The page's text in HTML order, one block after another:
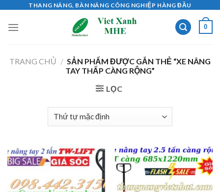
content
THANG NÂNG, BÀN NÂNG CÔNG NGHIỆP HÀNG ĐẦU
0
TRANG CHỦ / SẢN PHẨM ĐƯỢC GẮN THẺ “XE NÂNG
TAY THẤP CÀNG RỘNG”
LỌC